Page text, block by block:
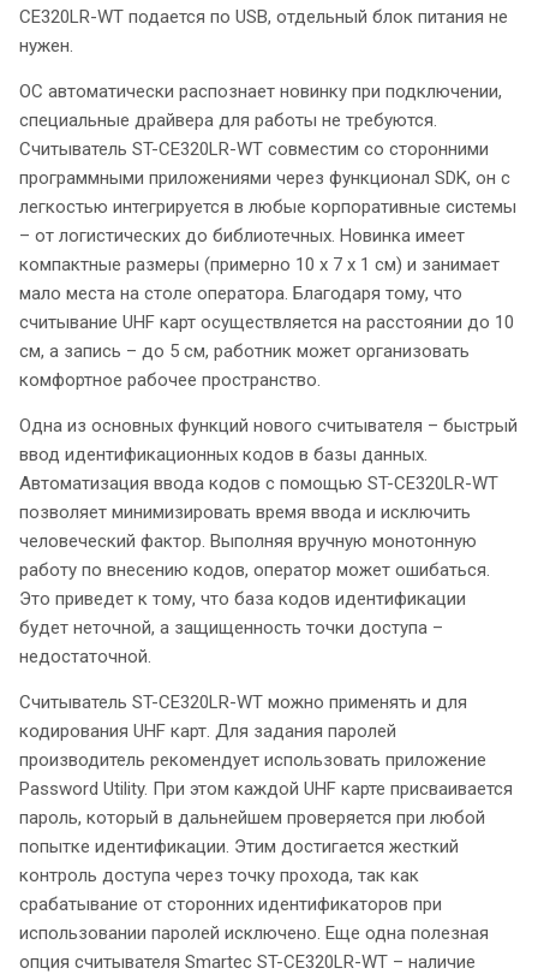
CE320LR-WT подается по USB, отдельный блок питания не
нужен.
ОС автоматически распознает новинку при подключении,
специальные драйвера для работы не требуются.
Считыватель ST-CE320LR-WT совместим со сторонними
программными приложениями через функционал SDK, он с
легкостью интегрируется в любые корпоративные системы
– от логистических до библиотечных. Новинка имеет
компактные размеры (примерно 10 х 7 х 1 см) и занимает
мало места на столе оператора. Благодаря тому, что
считывание UHF карт осуществляется на расстоянии до 10
см, а запись – до 5 см, работник может организовать
комфортное рабочее пространство.
Одна из основных функций нового считывателя – быстрый
ввод идентификационных кодов в базы данных.
Автоматизация ввода кодов с помощью ST-CE320LR-WT
позволяет минимизировать время ввода и исключить
человеческий фактор. Выполняя вручную монотонную
работу по внесению кодов, оператор может ошибаться.
Это приведет к тому, что база кодов идентификации
будет неточной, а защищенность точки доступа –
недостаточной.
Считыватель ST-CE320LR-WT можно применять и для
кодирования UHF карт. Для задания паролей
производитель рекомендует использовать приложение
Password Utility. При этом каждой UHF карте присваивается
пароль, который в дальнейшем проверяется при любой
попытке идентификации. Этим достигается жесткий
контроль доступа через точку прохода, так как
срабатывание от сторонних идентификаторов при
использовании паролей исключено. Еще одна полезная
опция считывателя Smartec ST-CE320LR-WT – наличие